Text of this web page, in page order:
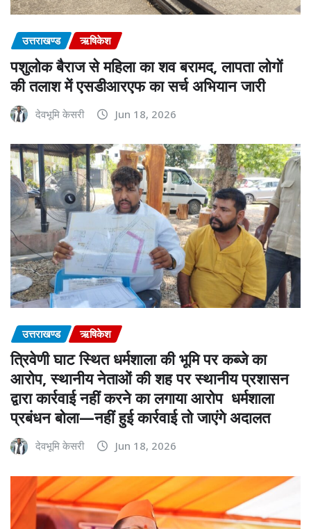
उत्तराखण्ड ऋषिकेश
पशुलोक बैराज से महिला का शव बरामद, लापता लोगों
की तलाश में एसडीआरएफ का सर्च अभियान जारी
देवभूमि केसरी Jun 18, 2026
उत्तराखण्ड ऋषिकेश
त्रिवेणी घाट स्थित धर्मशाला की भूमि पर कब्जे का
आरोप, स्थानीय नेताओं की शह पर स्थानीय प्रशासन
द्वारा कार्रवाई नहीं करने का लगाया आरोप धर्मशाला
प्रबंधन बोला—नहीं हुई कार्रवाई तो जाएंगे अदालत
देवभूमि केसरी Jun 18, 2026